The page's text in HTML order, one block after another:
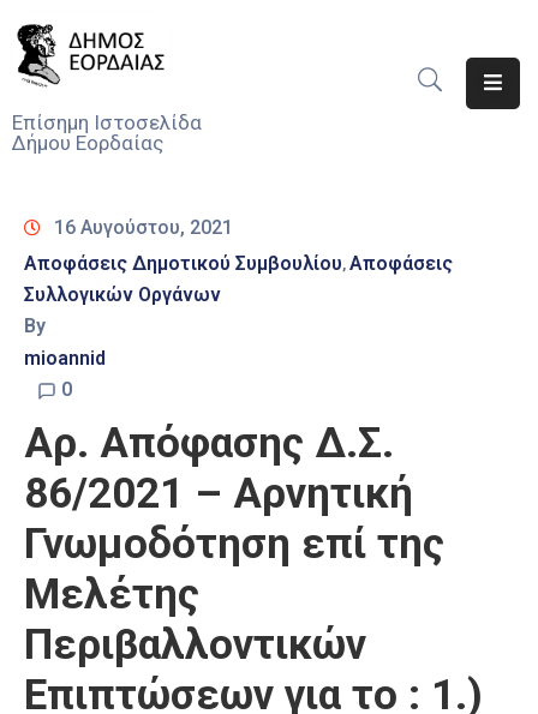
Επίσημη Ιστοσελίδα
Δήμου Εορδαίας
Νέα
Υπηρεσίες
Του
Δήμου
Αποφάσεις
Τηλέφωνα
16 Αυγούστου, 2021
Αποφάσεις Δημοτικού Συμβουλίου‚Αποφάσεις
Συλλογικών Οργάνων
By
mioannid
0
Αρ. Απόφασης Δ.Σ.
86/2021 – Αρνητική
Γνωμοδότηση επί της
Μελέτης
Περιβαλλοντικών
Επιπτώσεων για το : 1.)